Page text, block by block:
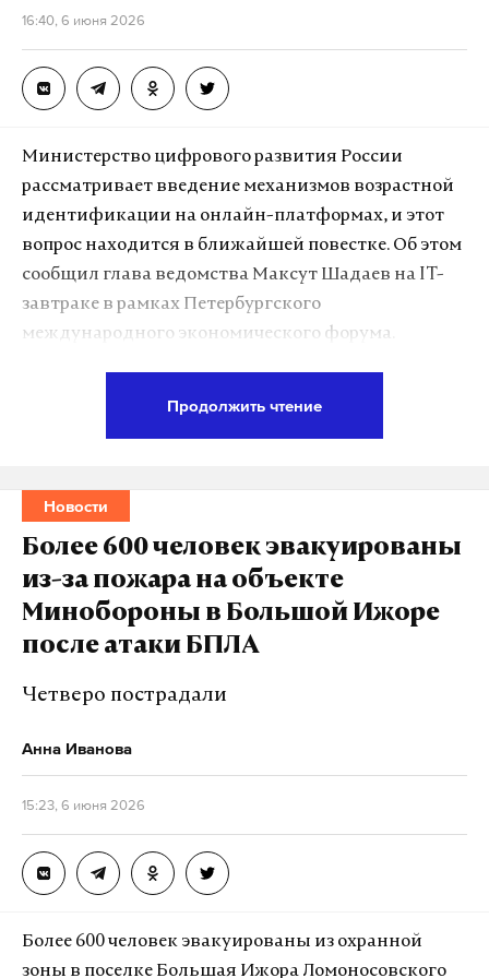
работает там, где тормозит интернет.
Макс
Дзен VK
# крым # деньги #владимир зеленский
16:40, 6 июня 2026
Министерство цифрового развития России
рассматривает введение механизмов возрастной
идентификации на онлайн-платформах, и этот
вопрос находится в ближайшей повестке. Об этом
сообщил глава ведомства Максут Шадаев на IT-
завтраке в рамках Петербургского
международного экономического форума.
ограничений. Шадаев добавил, что Минцифры, в
частности, изучает опыт игровой онлайн-
платформы Roblox по введению возрастной
идентификации.
Роскомнадзор заблокировал Roblox 3
декабря. Администрация платформы «
работы» в соответствие с требованиями
российских законов.
Подпишитесь на Daily Storm в
работает там, где тормозит интернет.
Макс Telegram
Продолжить чтение
Новости
Более 600 человек эвакуированы
из-за пожара на объекте
Минобороны в Большой Ижоре
после атаки БПЛА
Четверо пострадали
Анна Иванова
15:23, 6 июня 2026
Более 600 человек эвакуированы из охранной
зоны в поселке Большая Ижора Ломоносовского